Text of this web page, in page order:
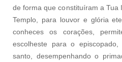
de forma que constituíram a Tua
Templo, para louvor e glória
conheces os corações,
escolheste para o
santo, desempenhando o